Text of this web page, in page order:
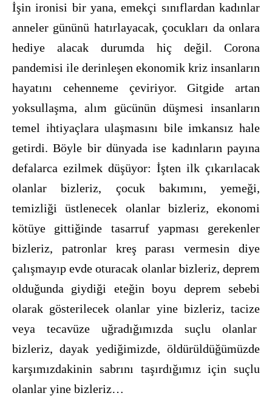
İşin ironisi bir yana, emekçi sınıflardan kadınlar
anneler gününü hatırlayacak, çocukları da onlara
hediye alacak durumda hiç değil. Corona
pandemisi ile derinleşen ekonomik kriz insanların
hayatını cehenneme çeviriyor. Gitgide artan
yoksullaşma, alım gücünün düşmesi insanların
temel ihtiyaçlara ulaşmasını bile imkansız hale
getirdi. Böyle bir dünyada ise kadınların payına
defalarca ezilmek düşüyor: İşten ilk çıkarılacak
olanlar bizleriz, çocuk bakımını, yemeği,
temizliği üstlenecek olanlar bizleriz, ekonomi
kötüye gittiğinde tasarruf yapması gerekenler
bizleriz, patronlar kreş parası vermesin diye
çalışmayıp evde oturacak olanlar bizleriz, deprem
olduğunda giydiği eteğin boyu deprem sebebi
olarak gösterilecek olanlar yine bizleriz, tacize
veya tecavüze uğradığımızda suçlu olanlar
bizleriz, dayak yediğimizde, öldürüldüğümüzde
karşımızdakinin sabrını taşırdığımız için suçlu
olanlar yine bizleriz…